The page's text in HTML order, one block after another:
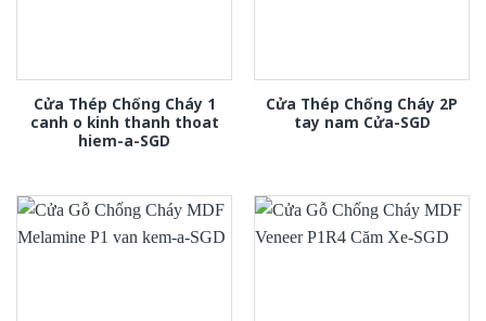
Cửa Thép Chống Cháy 1
canh o kinh thanh thoat
hiem-a-SGD
Cửa Thép Chống Cháy 2P
tay nam Cửa-SGD